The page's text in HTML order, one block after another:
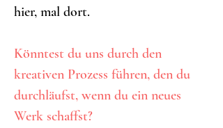
hier, mal dort.
Könntest du uns durch den
kreativen Prozess führen, den du
durchläufst, wenn du ein neues
Werk schaffst?